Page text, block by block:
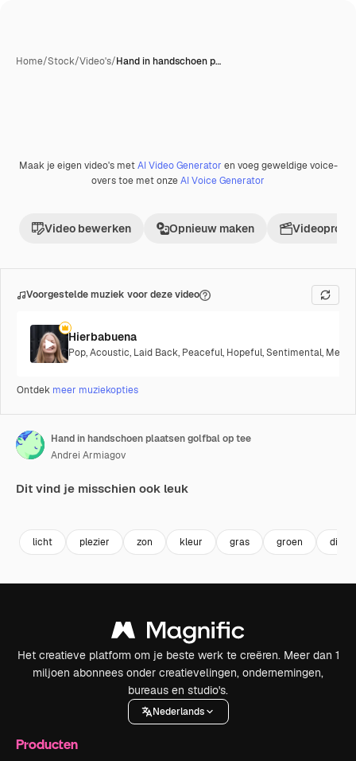
Home/Stock/Video's/Hand in handschoen p…
Premium
Maak je eigen video's metAI Video Generator en voeg geweldige voice-
overs toe met onzeAI Voice Generator
Video bewerken Opnieuw maken
Voorgestelde muziek voor deze video
Hierbabuena
Pop,Acoustic, Laid Back, Peaceful, Hopeful,Sentimental,
Ontdek meer muziekopties
Hand in handschoen plaatsen golfbal op tee
Andrei Armiagov
Dit vind je misschien ook leuk
licht plezier zon kleur gras groen dicht
Het creatieve platform om je beste werk te creëren. Meer dan 1
miljoen abonnees onder creatievelingen, ondernemingen,
bureaus en studio's.
Nederlands
Producten